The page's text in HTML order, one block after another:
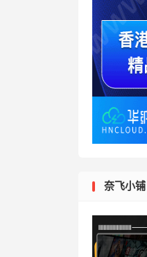
奈飞小